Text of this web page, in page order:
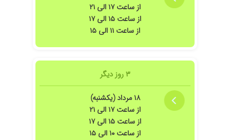
• خیانت و بازسازی اعتماد
• مشکلات ارتباطی و گفت وگو
• تصمیم گیری درباره ادامه یا پایان رابطه
• مشاوره پیش از طلاق و حمایت پس از جدایی
رفتار کودکان همیشه لجبازی نیست؛ گاهی نشانه اضطراب، مشکلات هیجانی
یا اختلالات رشدی است.
• اضطراب، ترس و نگرانی کودک
از ساعت ۱۷ الی ۲۱
از ساعت ۱۵ الی ۱۷
از ساعت ۱۱ الی ۱۵
۳ روز دیگر
۱۸ مرداد (یکشنبه)
از ساعت ۱۷ الی ۲۱
از ساعت ۱۵ الی ۱۷
از ساعت ۱۰ الی ۱۵